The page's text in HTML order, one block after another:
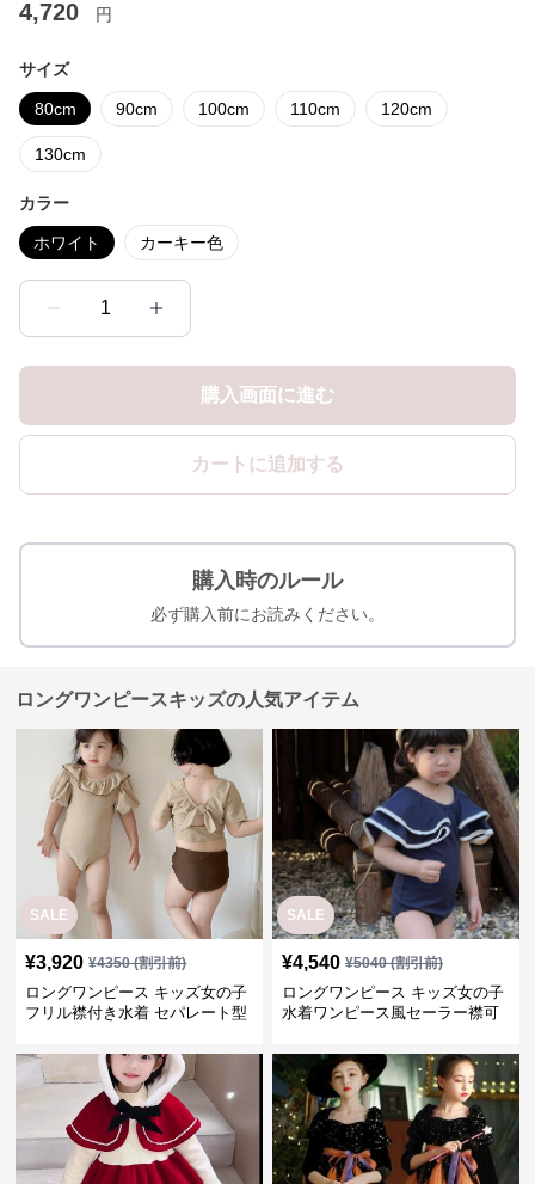
4,720 円
サイズ
80cm 90cm 100cm 110cm 120cm
130cm
カラー
ホワイト カーキー色
1
購入画面に進む
カートに追加する
購入時のルール
必ず購入前にお読みください。
ロングワンピースキッズの人気アイテム
SALE
¥3,920 ¥4350(割引前)
ロングワンピース キッズ女の子
フリル襟付き水着 セパレート型
SALE
¥4,540 ¥5040(割引前)
ロングワンピース キッズ女の子
水着ワンピース風セーラー襟可